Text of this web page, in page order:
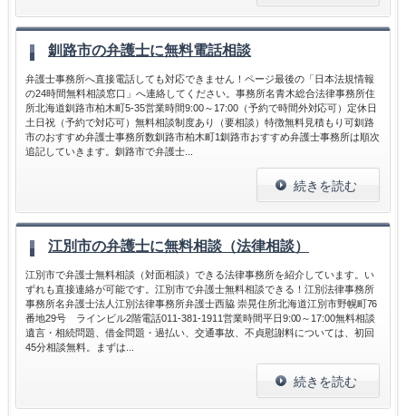
釧路市の弁護士に無料電話相談
弁護士事務所へ直接電話しても対応できません！ページ最後の「日本法規情報
の24時間無料相談窓口」へ連絡してください。事務所名青木総合法律事務所住
所北海道釧路市柏木町5-35営業時間9:00～17:00（予約で時間外対応可）定休日
土日祝（予約で対応可）無料相談制度あり（要相談）特徴無料見積もり可釧路
市のおすすめ弁護士事務所数釧路市柏木町1釧路市おすすめ弁護士事務所は順次
追記していきます。釧路市で弁護士...
続きを読む
江別市の弁護士に無料相談（法律相談）
江別市で弁護士無料相談（対面相談）できる法律事務所を紹介しています。い
ずれも直接連絡が可能です。江別市で弁護士無料相談できる！江別法律事務所
事務所名弁護士法人江別法律事務所弁護士西脇 崇晃住所北海道江別市野幌町76
番地29号 ラインビル2階電話011-381-1911営業時間平日9:00～17:00無料相談
遺言・相続問題、借金問題・過払い、交通事故、不貞慰謝料については、初回
45分相談無料。まずは...
続きを読む